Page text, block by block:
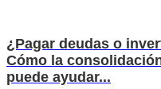
¿Pagar deudas o
Cómo la
puede ayudar...